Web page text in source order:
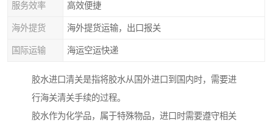
服务效率 高效便捷
海外提货 海外提货运输，出口报关
国际运输 海运空运快递
胶水进口清关是指将胶水从国外进口到国内时，需要进
行海关清关手续的过程。
胶水作为化学品，属于特殊物品，进口时需要遵守相关